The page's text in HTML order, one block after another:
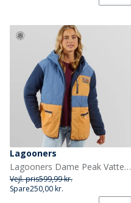
Lagooners
Lagooners Dame Peak Vatteret Flade
Vejl. pris599,99 kr.
Spare250,00 kr.